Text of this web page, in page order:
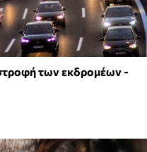
των εκδρομέων -